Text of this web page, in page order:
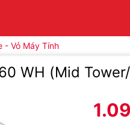
- Vỏ Máy Tính
WH (Mid